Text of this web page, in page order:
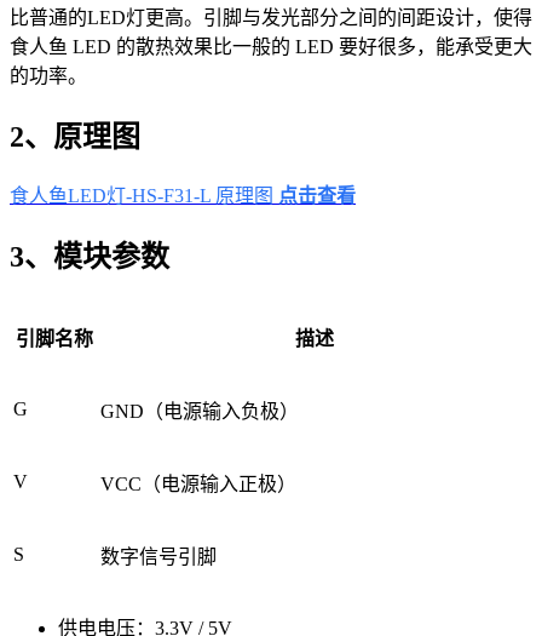
比普通的LED灯更高。引脚与发光部分之间的间距设计，使得
食人鱼 LED 的散热效果比一般的 LED 要好很多，能承受更大
的功率。
2、原理图
食人鱼LED灯-HS-F31-L 原理图 点击查看
3、模块参数
引脚名称 描述
G GND（电源输入负极）
V VCC（电源输入正极）
S 数字信号引脚
供电电压：3.3V / 5V